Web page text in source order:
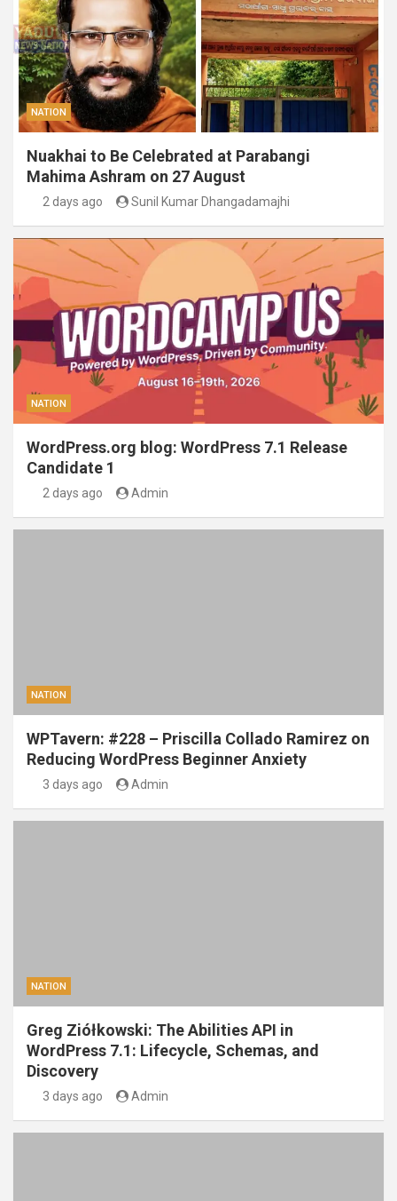
NATION
Nuakhai to Be Celebrated at Parabangi
Mahima Ashram on 27 August
2 days ago Sunil Kumar Dhangadamajhi
NATION
WordPress.org blog: WordPress 7.1 Release
Candidate 1
2 days ago Admin
NATION
WPTavern: #228 – Priscilla Collado Ramirez on
Reducing WordPress Beginner Anxiety
3 days ago Admin
NATION
Greg Ziółkowski: The Abilities API in
WordPress 7.1: Lifecycle, Schemas, and
Discovery
3 days ago Admin